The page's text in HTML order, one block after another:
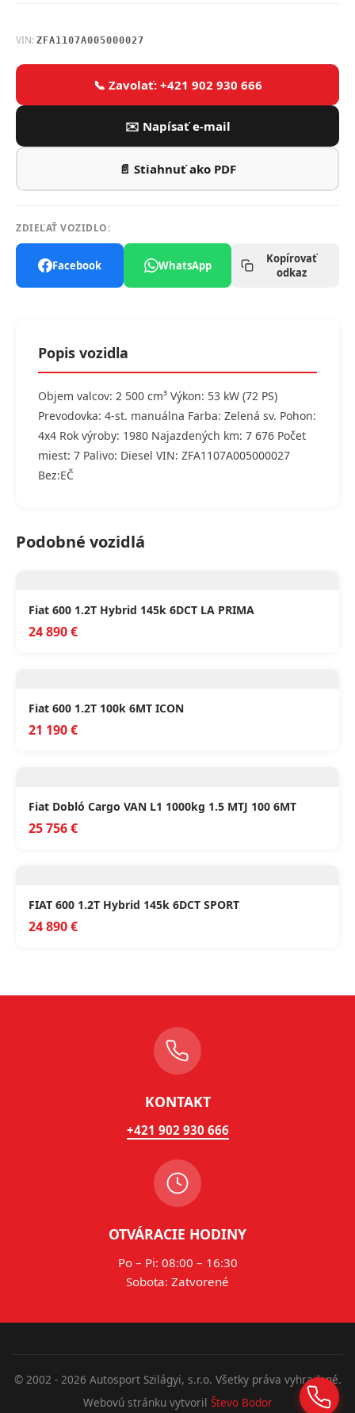
VIN: ZFA1107A005000027
📞 Zavolať: +421 902 930 666
✉️ Napísať e-mail
📄 Stiahnuť ako PDF
ZDIEĽAŤ VOZIDLO:
Facebook WhatsApp
Kopírovať
odkaz
Popis vozidla
Objem valcov: 2 500 cm³ Výkon: 53 kW (72 PS)
Prevodovka: 4-st. manuálna Farba: Zelená sv. Pohon:
4x4 Rok výroby: 1980 Najazdených km: 7 676 Počet
miest: 7 Palivo: Diesel VIN: ZFA1107A005000027
Bez:EČ
Podobné vozidlá
Fiat 600 1.2T Hybrid 145k 6DCT LA PRIMA
24 890 €
Fiat 600 1.2T 100k 6MT ICON
21 190 €
Fiat Dobló Cargo VAN L1 1000kg 1.5 MTJ 100 6MT
25 756 €
FIAT 600 1.2T Hybrid 145k 6DCT SPORT
24 890 €
KONTAKT
+421 902 930 666
OTVÁRACIE HODINY
Po – Pi: 08:00 – 16:30
Sobota: Zatvorené
© 2002 - 2026 Autosport Szilágyi, s.r.o. Všetky práva vyhradené.
Webovú stránku vytvoril Števo Bodor